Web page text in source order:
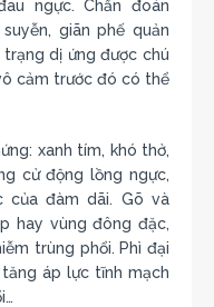
ngực. Chẩn đoán
giãn phế quản
dị ứng được chú
cảm trước đó có thể
xanh tím, khó thở,
cử động lồng ngực,
của đàm dãi. Gõ và
hay vùng đông đặc,
trùng phổi. Phì đại
áp lực tĩnh mạch